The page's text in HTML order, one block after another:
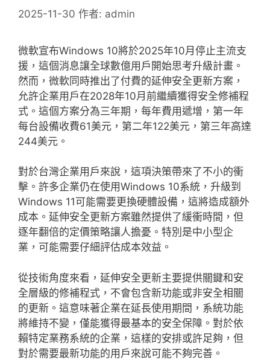
2025-11-30 作者: admin
微軟宣布Windows 10將於2025年10月停止主流支
援，這個消息讓全球數億用戶開始思考升級計畫。
然而，微軟同時推出了付費的延伸安全更新方案，
允許企業用戶在2028年10月前繼續獲得安全修補程
式。這個方案分為三年期，每年費用遞增，第一年
每台設備收費61美元，第二年122美元，第三年高達
244美元。
對於台灣企業用戶來說，這項決策帶來了不小的衝
擊。許多企業仍在使用Windows 10系統，升級到
Windows 11可能需要更換硬體設備，這將造成額外
成本。延伸安全更新方案雖然提供了緩衝時間，但
逐年翻倍的定價策略讓人擔憂。特別是中小型企
業，可能需要仔細評估成本效益。
從技術角度來看，延伸安全更新主要提供關鍵和安
全層級的修補程式，不會包含新功能或非安全相關
的更新。這意味著企業在延長使用期間，系統功能
將維持不變，僅能獲得最基本的安全保障。對於依
賴特定業務系統的企業，這樣的安排或許足夠，但
對於需要最新功能的用戶來說可能不夠完善。